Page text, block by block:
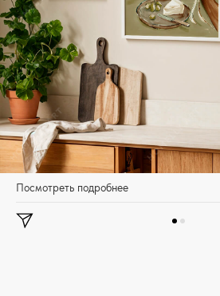
Посмотреть подробнее